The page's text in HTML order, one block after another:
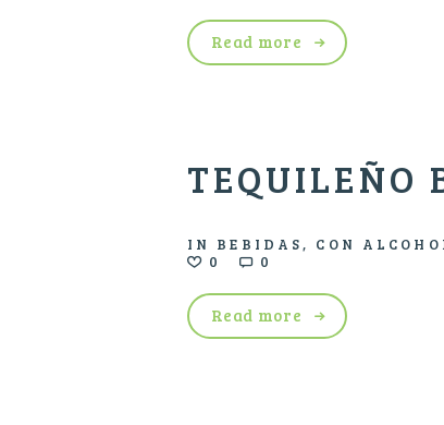
Read more
TEQUILEÑO
IN BEBIDAS, CON
0
0
Read more